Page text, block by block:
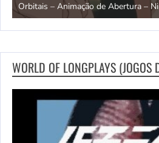
Orbitais – Animação de Abertura –
WORLD OF LONGPLAYS